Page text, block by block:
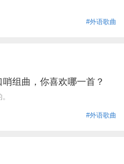
#外语歌曲
哨组曲，你喜欢哪一首？
#外语歌曲